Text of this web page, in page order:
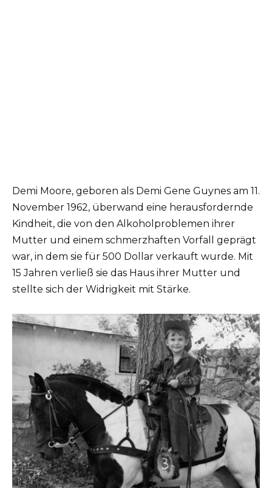
Demi Moore, geboren als Demi Gene Guynes am 11.
November 1962, überwand eine herausfordernde
Kindheit, die von den Alkoholproblemen ihrer
Mutter und einem schmerzhaften Vorfall geprägt
war, in dem sie für 500 Dollar verkauft wurde. Mit
15 Jahren verließ sie das Haus ihrer Mutter und
stellte sich der Widrigkeit mit Stärke.